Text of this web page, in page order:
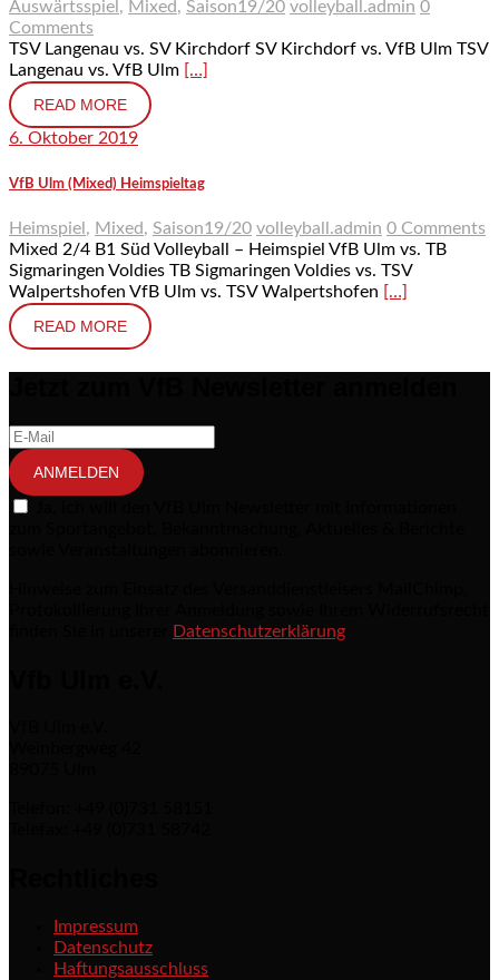
Auswärtsspiel , Mixed, Saison19/20 volleyball.admin 0
Comments
TSV Langenau vs. SV Kirchdorf SV Kirchdorf vs. VfB Ulm TSV
Langenau vs. VfB Ulm […]
READ MORE
6. Oktober 2019
VfB Ulm (Mixed) Heimspieltag
Heimspiel , Mixed, Saison19/20 volleyball.admin 0 Comments
Mixed 2/4 B1 Süd Volleyball – Heimspiel VfB Ulm vs. TB
Sigmaringen Voldies TB Sigmaringen Voldies vs. TSV
Walpertshofen VfB Ulm vs. TSV Walpertshofen […]
READ MORE
ANMELDEN
Datenschutzerklärung
Impressum
Datenschutz
Haftungsausschluss